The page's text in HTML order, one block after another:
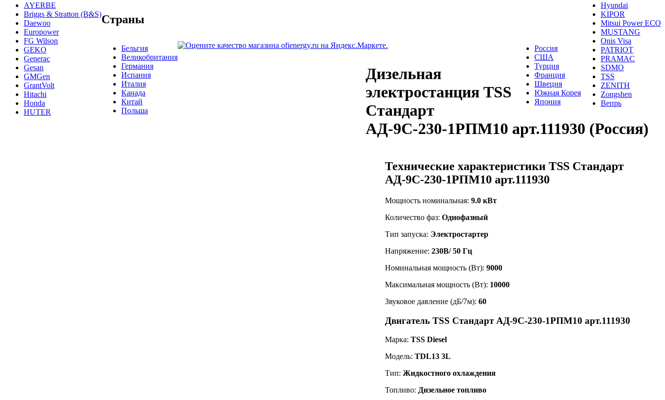
AYERBE
Briggs & Stratton (B&S)
Daewoo
Europower
FG Wilson
GEKO
Generac
Gesan
GMGen
GrantVolt
Hitachi
Honda
HUTER
Hyundai
KIPOR
Mitsui Power ECO
MUSTANG
Onis Visa
PATRIOT
PRAMAC
SDMO
TSS
ZENITH
Zongshen
Вепрь
Страны
Бельгия
Великобритания
Германия
Испания
Италия
Канада
Китай
Польша
Россия
США
Турция
Франция
Швеция
Южная Корея
Япония
Дизельная
электростанция TSS
Стандарт
АД-9С-230-1РПМ10 арт.111930 (Россия)
Технические характеристики TSS Стандарт
АД-9С-230-1РПМ10 арт.111930
Мощность номинальная: 9.0 кВт
Количество фаз: Однофазный
Тип запуска: Электростартер
Напряжение: 230В/ 50 Гц
Номинальная мощность (Вт): 9000
Максимальная мощность (Вт): 10000
Звуковое давление (дБ/7м): 60
Двигатель TSS Стандарт АД-9С-230-1РПМ10 арт.111930
Марка: TSS Diesel
Модель: TDL13 3L
Тип: Жидкостного охлаждения
Топливо: Дизельное топливо